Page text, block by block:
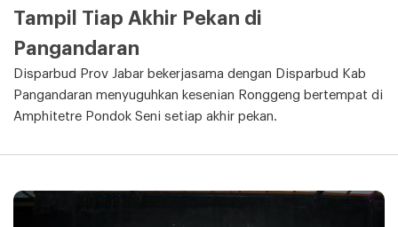
Tampil Tiap Akhir Pekan di
Pangandaran
Disparbud Prov Jabar bekerjasama dengan Disparbud Kab
Pangandaran menyuguhkan kesenian Ronggeng bertempat di
Amphitetre Pondok Seni setiap akhir pekan.